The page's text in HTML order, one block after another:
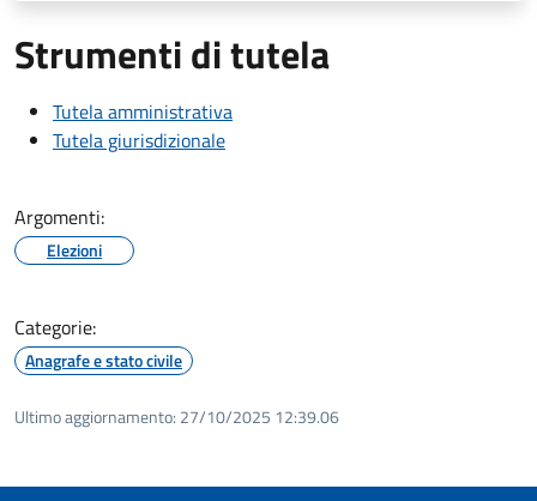
Strumenti di tutela
Tutela amministrativa
Tutela giurisdizionale
Argomenti:
Elezioni
Categorie:
Anagrafe e stato civile
Ultimo aggiornamento: 27/10/2025 12:39.06